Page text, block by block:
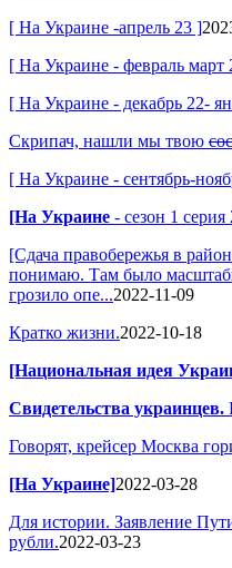
[ На Украине -апрель 23 ]
[ На Украине - февраль март
[ На Украине - декабрь 22-
Скрипач, нашли мы твою
[ На Украине - сентябрь-
[На Украине - сезон 1 серия
[Сдача правобережья в
понимаю. Там было
грозило опе...2022-11-09
Кратко жизни.2022-10-18
[Национальная идея
Свидетельства украинцев.
Говорят, крейсер Москва
[На Украине]2022-03-28
Для истории. Заявление
рубли.2022-03-23